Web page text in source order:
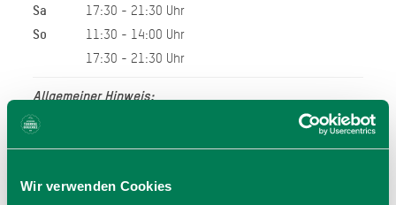
Wir verwenden Cookies
Sa
17:30 - 21:30 Uhr
So
11:30 - 14:00 Uhr
17:30 - 21:30 Uhr
Allgemeiner Hinweis:
Bei den hier angegeben Öffnungszeiten handelt es sich
um die regulären Öffnungszeiten.
Kurzfristige Änderungen sowie Urlaubszeiten erfahren Sie
telefonisch unter der angegebenen Telefonnummer!